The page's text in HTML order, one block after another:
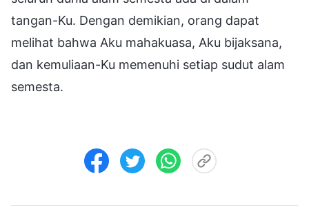
tangan-Ku. Dengan demikian, orang dapat
melihat bahwa Aku mahakuasa, Aku bijaksana,
dan kemuliaan-Ku memenuhi setiap sudut alam
semesta.